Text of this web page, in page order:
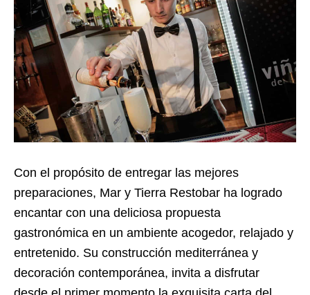
Con el propósito de entregar las mejores
preparaciones, Mar y Tierra Restobar ha logrado
encantar con una deliciosa propuesta
gastronómica en un ambiente acogedor, relajado y
entretenido. Su construcción mediterránea y
decoración contemporánea, invita a disfrutar